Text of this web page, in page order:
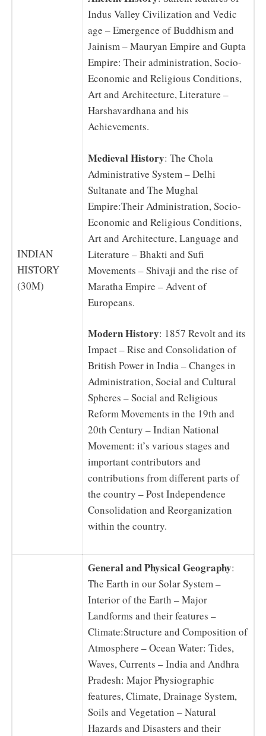
INDIAN
HISTORY
(30M)
Indus Valley Civilization and Vedic
age – Emergence of Buddhism and
Jainism – Mauryan Empire and Gupta
Empire: Their administration, Socio-
Economic and Religious Conditions,
Art and Architecture, Literature –
Harshavardhana and his
Achievements.
Medieval History: The Chola
Administrative System – Delhi
Sultanate and The Mughal
Empire:Their Administration, Socio-
Economic and Religious Conditions,
Art and Architecture, Language and
Literature – Bhakti and Sufi
Movements – Shivaji and the rise of
Maratha Empire – Advent of
Europeans.
Modern History: 1857 Revolt and its
Impact – Rise and Consolidation of
British Power in India – Changes in
Administration, Social and Cultural
Spheres – Social and Religious
Reform Movements in the 19th and
20th Century – Indian National
Movement: it’s various stages and
important contributors and
contributions from different parts of
the country – Post Independence
Consolidation and Reorganization
within the country.
General and Physical Geography:
The Earth in our Solar System –
Interior of the Earth – Major
Landforms and their features –
Climate:Structure and Composition of
Atmosphere – Ocean Water: Tides,
Waves, Currents – India and Andhra
Pradesh: Major Physiographic
features, Climate, Drainage System,
Soils and Vegetation – Natural
Hazards and Disasters and their